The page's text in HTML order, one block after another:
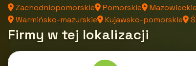
Zachodniopomorskie Pomorskie Mazowieckie
Warmińsko-mazurskie
Kujawsko-pomorskie
Firmy w tej lokalizacji